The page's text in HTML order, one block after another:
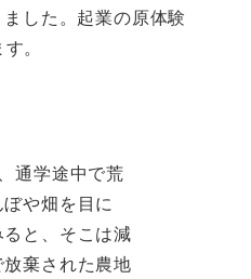
した。起業の原体験
。
通学途中で荒
や畑を目に
と、そこは減
棄された農地